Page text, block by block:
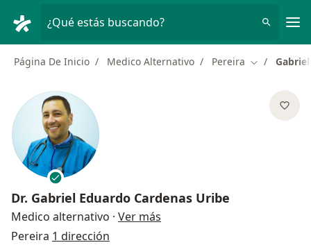
¿Qué estás buscando?
Página De Inicio Medico Alternativo Pereira Cambiar de
Dr. Gabriel Eduardo Cardenas Uribe
Medico alternativo · Ver más
Pereira 1 dirección